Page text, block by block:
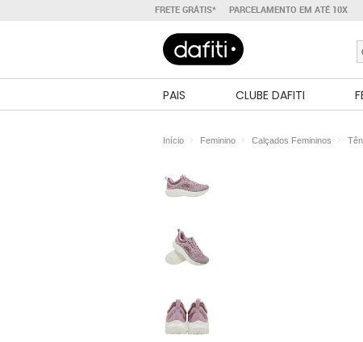
FRETE GRÁTIS* PARCELAMENTO EM ATÉ 10X
PAIS CLUBE DAFITI
Início Feminino Calçados Femininos